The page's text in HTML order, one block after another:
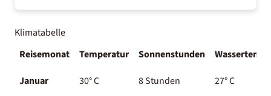
Klimatabelle
Reisemonat
Temperatur Sonnenstunden
Januar
30° C 8 Stunden 27° C